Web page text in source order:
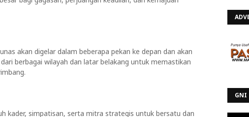
akan digelar dalam beberapa pekan ke depan dan akan
berbagai wilayah dan latar belakang untuk memastikan
kader, simpatisan, serta mitra strategis untuk bersatu dan
GNI